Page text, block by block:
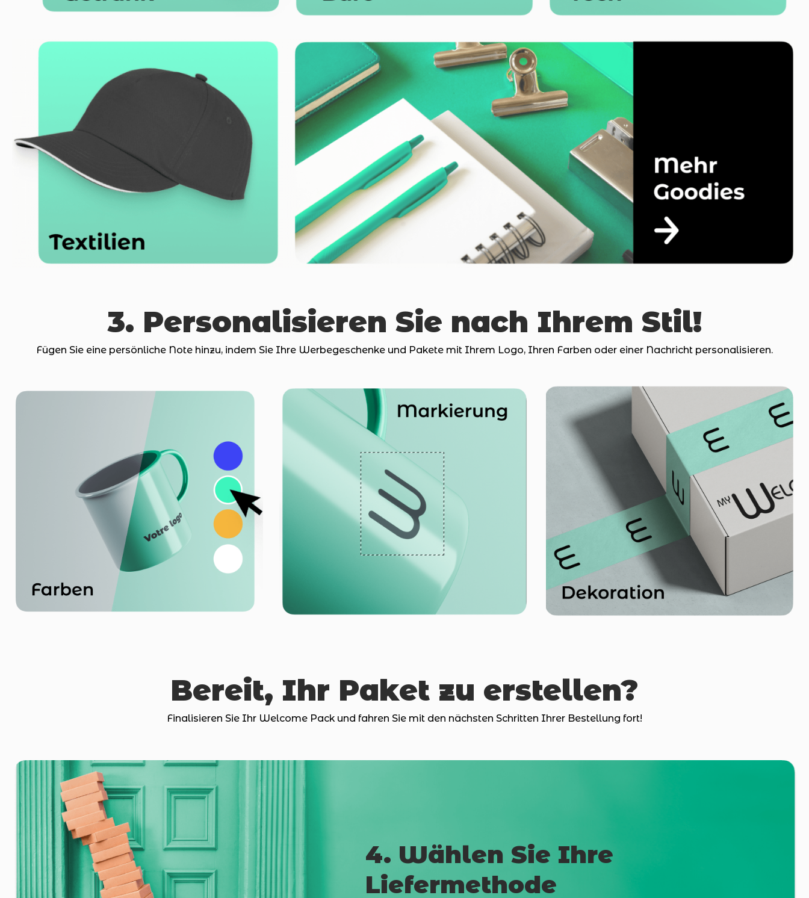
3. Personalisieren Sie nach Ihrem Stil!
Fügen Sie eine persönliche Note hinzu, indem Sie Ihre Werbegeschenke und Pakete mit Ihrem Logo, Ihren Farben oder einer Nachricht personalisieren.
Bereit, Ihr Paket zu erstellen?
Finalisieren Sie Ihr Welcome Pack und fahren Sie mit den nächsten Schritten Ihrer Bestellung fort!
4. Wählen Sie Ihre
Liefermethode